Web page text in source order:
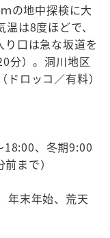
の地中探検に大
は8度ほどで、
り口は急な坂道を
分）。洞川地区
ロッコ／有料）
18:00、冬期9:00
まで）
年末年始、荒天